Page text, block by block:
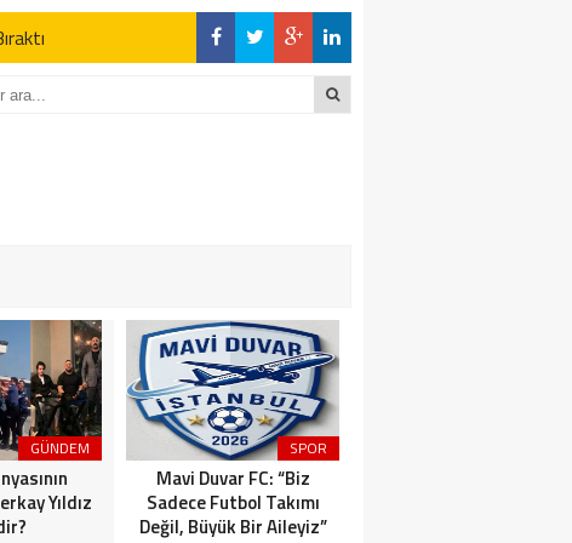
Açıklamalar
YANDA
Açıklamalar
GÜNDEM
Yıldız
SPOR
Mavi Duvar FC: “Biz
Sadece Futbol Takımı
Değil, Büyük Bir Aileyiz”